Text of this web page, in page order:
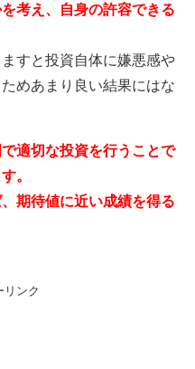
考え、自身の許容できる
すと投資自体に嫌悪感や
めあまり良い結果にはな
適切な投資を行うことで
。
期待値に近い成績を得る
リンク